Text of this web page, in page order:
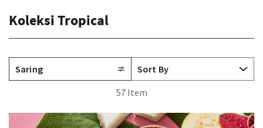
Koleksi Tropical
Saring
57 Item